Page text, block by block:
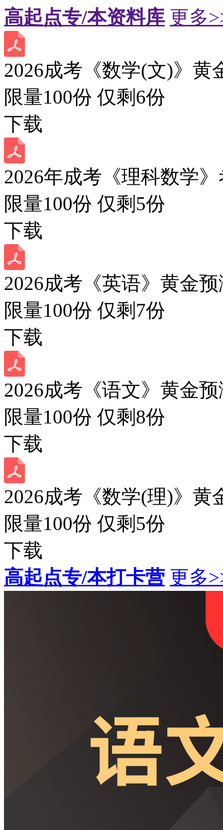
高起点专/本资料库 更多
2026成考《数学(文)》黄
限量100份 仅剩 6份
下载
2026年成考《理科数学
限量100份 仅剩 5份
下载
2026成考《英语》黄金
限量100份 仅剩 7份
下载
2026成考《语文》黄金
限量100份 仅剩 8份
下载
2026成考《数学(理)》黄
限量100份 仅剩 5份
下载
高起点专/本打卡营 更多